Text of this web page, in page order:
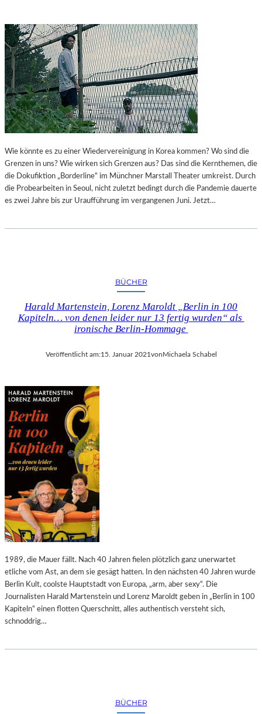
I
D
E
N
O
S
T
E
R
-
F
E
S
T
S
2
6
D
B
R
A
F
I
S
C
H
E
R
E
S
S
A
Y
R
Wie könnte es zu einer Wiedervereinigung in Korea kommen? Wo sind die
Grenzen in uns? Wie wirken sich Grenzen aus? Das sind die Kernthemen, die
die Dokufiktion „Borderline“ im Münchner Marstall Theater umkreist. Durch
die Probearbeiten in Seoul, nicht zuletzt bedingt durch die Pandemie dauerte
es zwei Jahre bis zur Uraufführung im vergangenen Juni. Jetzt…
BÜCHER
Harald Martenstein, Lorenz Maroldt „Berlin in 100
Kapiteln… von denen leider nur 13 fertig wurden“ als
ironische Berlin-Hommage
Veröffentlicht am:15. Januar 2021vonMichaela Schabel
1989, die Mauer fällt. Nach 40 Jahren fielen plötzlich ganz unerwartet
etliche vom Ast, an dem sie gesägt hatten. In den nächsten 40 Jahren wurde
Berlin Kult, coolste Hauptstadt von Europa, „arm, aber sexy“. Die
Journalisten Harald Martenstein und Lorenz Maroldt geben in „Berlin in 100
Kapiteln“ einen flotten Querschnitt, alles authentisch versteht sich,
schnoddrig…
BÜCHER